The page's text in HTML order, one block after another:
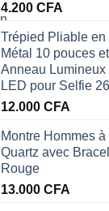
4.200 CFA
Trépied Pliable en
Métal 10 pouces et
Anneau Lumineux
LED pour Selfie
12.000 CFA
Montre Hommes à
Quartz avec
Rouge
13.000 CFA